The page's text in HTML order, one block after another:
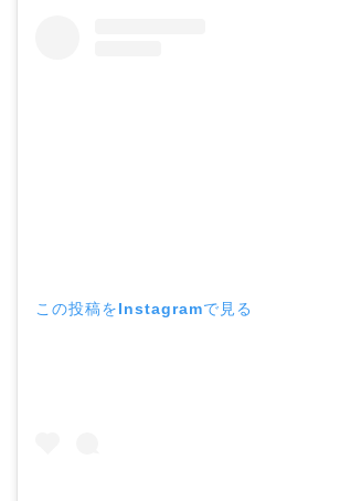
この投稿をInstagramで見る